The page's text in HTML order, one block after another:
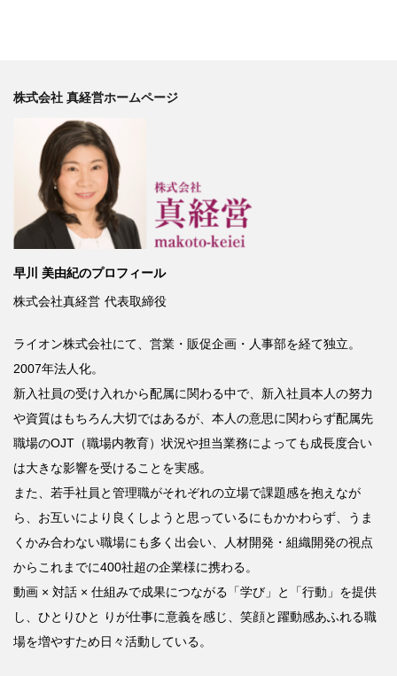
株式会社 真経営ホームページ
早川 美由紀のプロフィール
株式会社真経営 代表取締役
ライオン株式会社にて、営業・販促企画・人事部を経て独立。
2007年法人化。
新入社員の受け入れから配属に関わる中で、新入社員本人の努力
や資質はもちろん大切ではあるが、本人の意思に関わらず配属先
職場のOJT （職場内教育）状況や担当業務によっても成長度合い
は大きな影響を受けることを実感。
また、若手社員と管理職がそれぞれの立場で課題感を抱えなが
ら、お互いにより良くしようと思っているにもかかわらず、うま
くかみ合わない職場にも多く出会い、人材開発・組織開発の視点
からこれまでに400社超の企業様に携わる。
動画 × 対話 × 仕組みで成果につながる「学び」と「行動」を提供
し、ひとりひと
りが仕事に意義を感じ、笑顔と躍動感あふれる職
場を増やすため日々活動している。